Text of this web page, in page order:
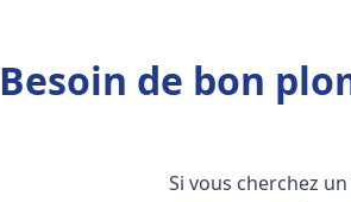
Besoin de bon
Si vous cherchez un